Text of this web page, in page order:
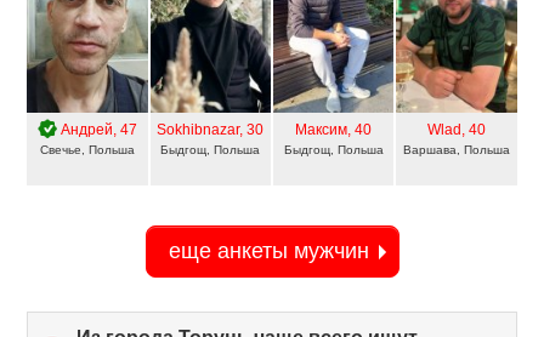
Андрей, 47
Свечье, Польша
Sokhibnazar, 30
Быдгощ, Польша
Максим, 40
Быдгощ, Польша
Wlad , 40
Варшава, Польша
еще анкеты мужчин